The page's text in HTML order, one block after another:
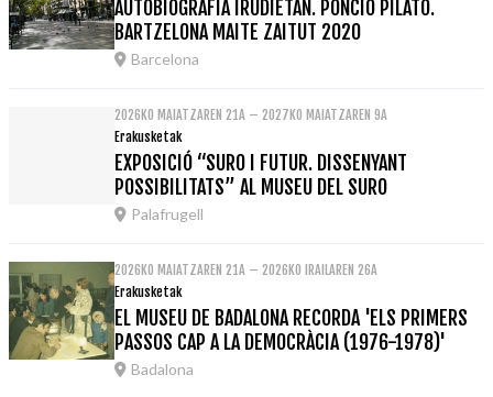
AUTOBIOGRAFIA IRUDIETAN. PONCIO PILATO.
BARTZELONA MAITE ZAITUT 2020
Barcelona
2026KO MAIATZAREN 21A – 2027KO MAIATZAREN 9A
Erakusketak
EXPOSICIÓ “SURO I FUTUR. DISSENYANT
POSSIBILITATS” AL MUSEU DEL SURO
Palafrugell
2026KO MAIATZAREN 21A – 2026KO IRAILAREN 26A
Erakusketak
EL MUSEU DE BADALONA RECORDA 'ELS PRIMERS
PASSOS CAP A LA DEMOCRÀCIA (1976-1978)'
Badalona